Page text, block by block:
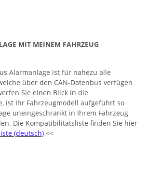
MIT MEINEM FAHRZEUG
Alarmanlage ist für nahezu alle
über den CAN-Datenbus verfügen
Sie einen Blick in die
ist Ihr Fahrzeugmodell aufgeführt so
uneingeschränkt in Ihrem Fahrzeug
Die Kompatibilitätsliste finden Sie hier
(deutsch) <<